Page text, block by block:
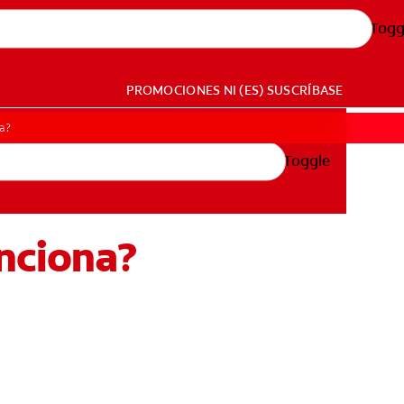
PROMOCIONES NI (ES) SUSCRÍBASE
Toggle